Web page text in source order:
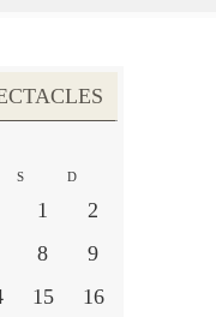
S D
1
2
8
9
15
16